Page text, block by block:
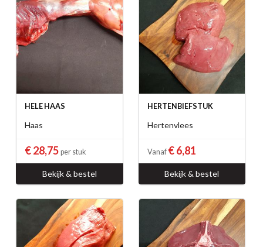
HELE HAAS
Haas
€ 28,75 per stuk
Bekijk & bestel
HERTENBIEFSTUK
Hertenvlees
Vanaf € 6,81
Bekijk & bestel